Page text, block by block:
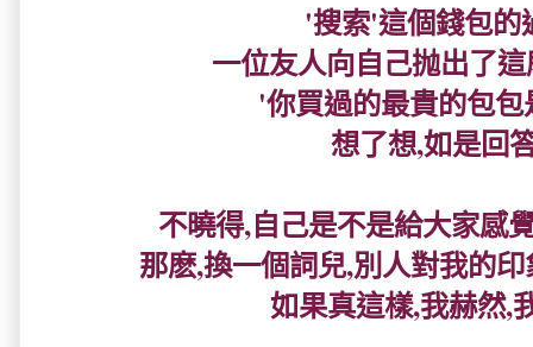
'搜索'這個錢包的
一位友人向自己抛出了
'你買過的最貴的包
想了想,如是回
不曉得,自己是不是給大家感
那麽,換一個詞兒,別人對我的
如果真這樣,我赫然,